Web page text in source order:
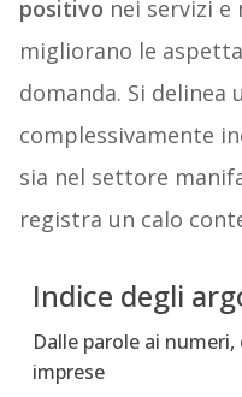
positivo nei servizi e
migliorano le
domanda. Si delinea
complessivamente
sia nel settore
registra un calo
Indice degli
Dalle parole ai
imprese